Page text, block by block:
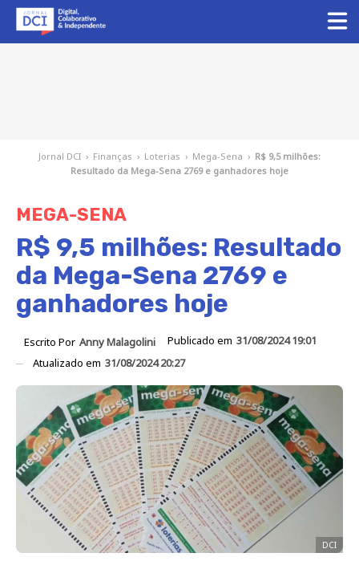
Jornal DCI › Finanças › Loterias › Mega-Sena › R$ 9,5 milhões:
Resultado da Mega-Sena 2769 e ganhadores hoje
MEGA-SENA
R$ 9,5 milhões: Resultado
da Mega-Sena 2769 e
ganhadores hoje
Escrito Por Anny Malagolini Publicado em 31/08/2024 19:01
Atualizado em 31/08/2024 20:27
DCI